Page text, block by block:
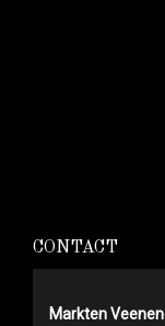
CONTACT
Markten